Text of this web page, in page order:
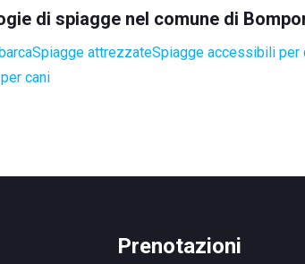
di spiagge nel comune di
Spiagge attrezzateSpiagge accessibili per
cani
Prenotazioni